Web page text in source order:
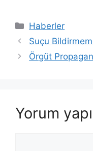
Kategoriler
Haberler
Suçu
Örgüt
Yorum